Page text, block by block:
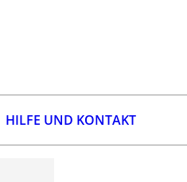
HILFE UND KONTAKT